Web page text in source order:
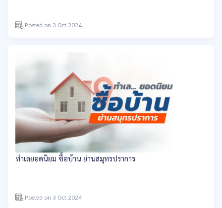
Posted on 3 Oct 2024
ทำเลยอดนิยม ซื้อบ้าน ย่านสมุทรปราการ
Posted on 3 Oct 2024